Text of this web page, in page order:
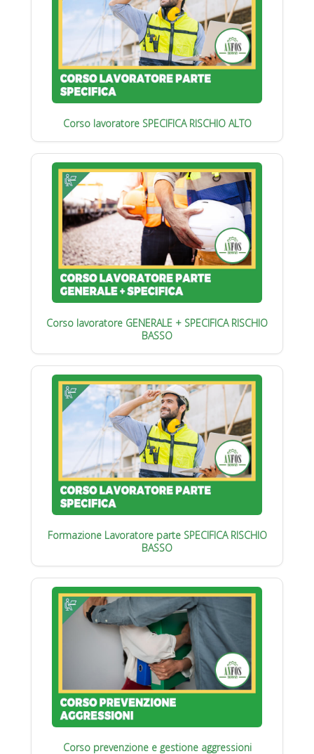
Corso lavoratore SPECIFICA RISCHIO ALTO
Corso lavoratore GENERALE + SPECIFICA RISCHIO
BASSO
Formazione Lavoratore parte SPECIFICA RISCHIO
BASSO
Corso prevenzione e gestione aggressioni